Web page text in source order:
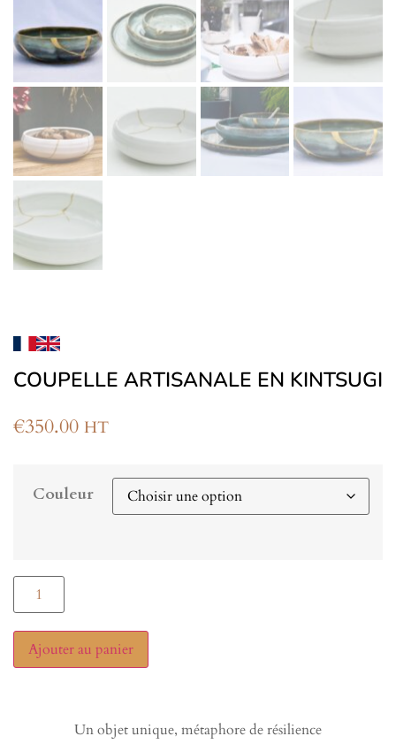
COUPELLE ARTISANALE EN KINTSUGI
€350.00 HT
Couleur
Ajouter au panier
Un objet unique, métaphore de résilience